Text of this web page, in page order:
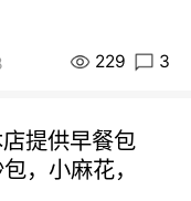
229 3
提供早餐包
，小麻花，